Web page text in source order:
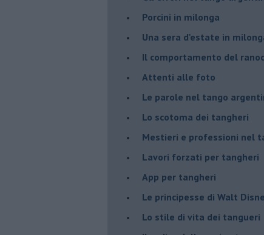
Porcini in milonga
Una sera d'estate in
Il comportamento del
Attenti alle foto
Le parole nel tango
Lo scotoma dei tangheri
Mestieri e professioni nel
Lavori forzati per tangheri
App per tangheri
Le principesse di Walt
Lo stile di vita dei tangueri